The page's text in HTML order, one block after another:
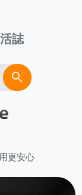
誌
search
更安心